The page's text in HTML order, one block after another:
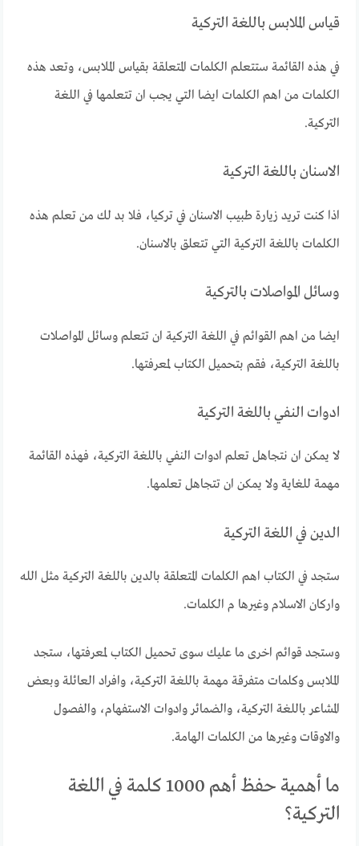
قياس الملابس باللغة التركية
في هذه القائمة ستتعلم الكلمات المتعلقة بقياس الملابس، وتعد هذه
الكلمات من اهم الكلمات ايضا التي يجب ان تتعلمها في اللغة
التركية.
الاسنان باللغة التركية
اذا كنت تريد زيارة طبيب الاسنان في تركيا، فلا بد لك من تعلم هذه
الكلمات باللغة التركية التي تتعلق بالاسنان.
وسائل المواصلات بالتركية
ايضا من اهم القوائم في اللغة التركية ان تتعلم وسائل المواصلات
باللغة التركية، فقم بتحميل الكتاب لمعرفتها.
ادوات النفي باللغة التركية
لا يمكن ان نتجاهل تعلم ادوات النفي باللغة التركية، فهذه القائمة
مهمة للغاية ولا يمكن ان تتجاهل تعلمها.
الدين في اللغة التركية
ستجد في الكتاب اهم الكلمات المتعلقة بالدين باللغة التركية مثل الله
واركان الاسلام وغيرها م الكلمات.
وستجد قوائم اخرى ما عليك سوى تحميل الكتاب لمعرفتها، ستجد
الملابس وكلمات متفرقة مهمة باللغة التركية، وافراد العائلة وبعض
المشاعر باللغة التركية، والضمائر وادوات الاستفهام، والفصول
والاوقات وغيرها من الكلمات الهامة.
ما أهمية حفظ أهم 1000 كلمة في اللغة
التركية؟